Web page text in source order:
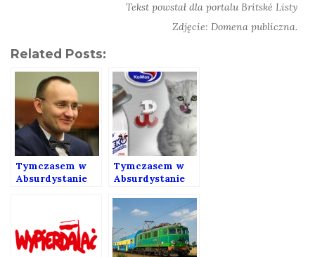
Tekst powstał dla portalu Britské Listy
Zdjęcie: Domena publiczna.
Related Posts:
Tymczasem w
Absurdystanie
Tymczasem w
Absurdystanie